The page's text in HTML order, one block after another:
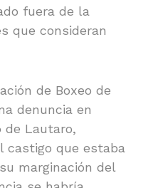
fuera de la
que consideran
de Boxeo de
denuncia en
de Lautaro,
castigo que estaba
marginación del